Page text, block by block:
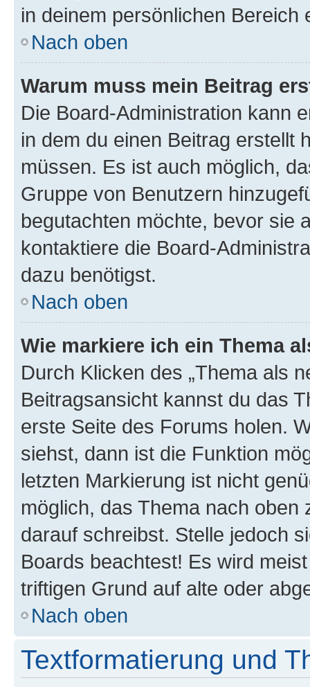
in deinem persönlichen Bereich
Nach oben
Warum muss mein Beitrag
Die Board-Administration kann
in dem du einen Beitrag erstellt
müssen. Es ist auch möglich,
Gruppe von Benutzern
begutachten möchte, bevor sie
kontaktiere die Board-
dazu benötigst.
Nach oben
Wie markiere ich ein Thema
Durch Klicken des „Thema als
Beitragsansicht kannst du das
erste Seite des Forums holen.
siehst, dann ist die Funktion
letzten Markierung ist nicht
möglich, das Thema nach oben
darauf schreibst. Stelle jedoch
Boards beachtest! Es wird
triftigen Grund auf alte oder
Nach oben
Textformatierung und